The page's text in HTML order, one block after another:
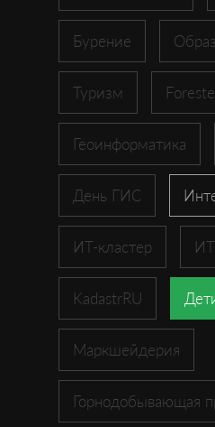
Бурение
Туризм
Геоинформатика
День ГИС
ИТ-кластер
KadastrRU
Маркшейдерия
Горнодобывающая